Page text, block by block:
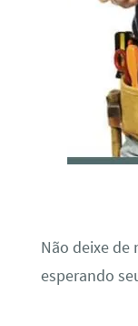
Não deixe de
esperando